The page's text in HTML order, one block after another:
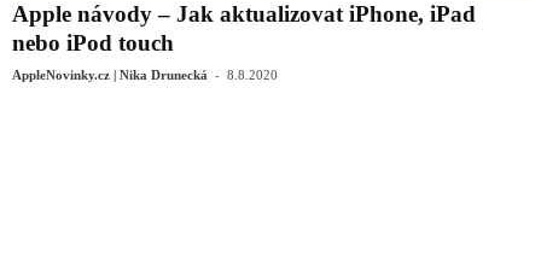
Apple návody – Jak aktualizovat iPhone, iPad
nebo iPod touch
AppleNovinky.cz | Nika Drunecká - 8.8.2020